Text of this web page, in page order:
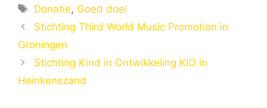
Tags
Donatie, Goed doel
Stichting Third World Music Promotion in
Groningen
Stichting Kind in Ontwikkeling KIO in
Heinkenszand